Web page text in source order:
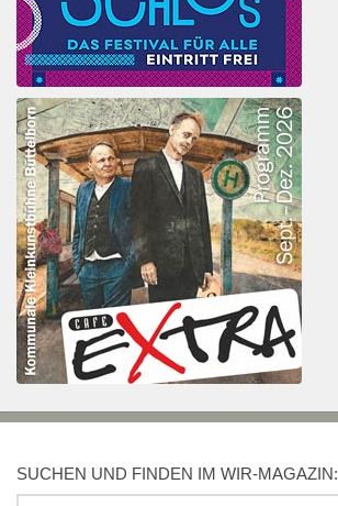
SUCHEN UND FINDEN IM WIR-MAGAZIN: